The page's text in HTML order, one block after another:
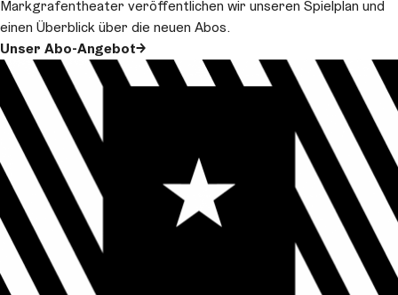
Markgrafentheater veröffentlichen wir unseren Spielplan und
einen Überblick über die neuen Abos.
Unser Abo-Angebot